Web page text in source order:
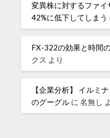
変異株に対するファ
42%に低下してしまう
FX-322の効果と時間
クス より
【企業分析】 イルミ
のグーグル に名無し